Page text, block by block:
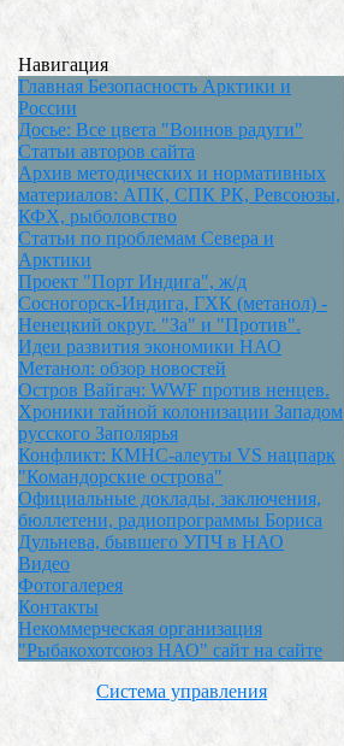
Навигация
Главная Безопасность Арктики и
России
Досье: Все цвета "Воинов радуги"
Статьи авторов сайта
Архив методических и нормативных
материалов: АПК, СПК РК, Ревсоюзы,
КФХ, рыболовство
Статьи по проблемам Севера и
Арктики
Проект "Порт Индига", ж/д
Сосногорск-Индига, ГХК (метанол) -
Ненецкий округ. "За" и "Против".
Идеи развития экономики НАО
Метанол: обзор новостей
Остров Вайгач: WWF против ненцев.
Хроники тайной колонизации Западом
русского Заполярья
Конфликт: КМНС-алеуты VS нацпарк
"Командорские острова"
Официальные доклады, заключения,
бюллетени, радиопрограммы Бориса
Дульнева, бывшего УПЧ в НАО
Видео
Фотогалерея
Контакты
Некоммерческая организация
"Рыбакохотсоюз НАО" сайт на сайте
Система управления